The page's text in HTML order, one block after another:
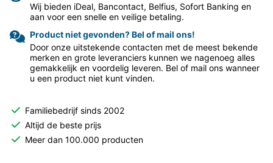
Wij bieden iDeal, Bancontact, Belfius, Sofort Banking en
aan voor een snelle en veilige betaling.
Product niet gevonden? Bel of mail ons!
Door onze uitstekende contacten met de meest bekende
merken en grote leveranciers kunnen we nagenoeg alles
gemakkelijk en voordelig leveren. Bel of mail ons wanneer
u een product niet kunt vinden.
Familiebedrijf sinds 2002
Altijd de beste prijs
Meer dan 100.000 producten